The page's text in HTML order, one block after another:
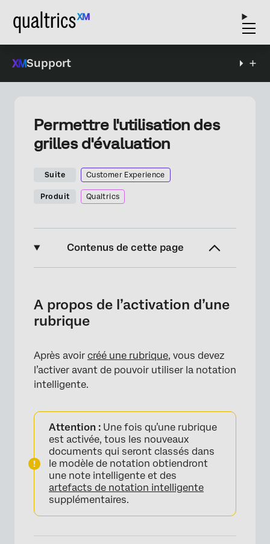
Support
Permettre l'utilisation des
grilles d'évaluation
Suite Customer Experience
Produit Qualtrics
Contenus de cette page
Activation d’une grille d’évaluation
Désactiver une rubrique
A propos de l’activation d’une
rubrique
Après avoir créé une rubrique, vous devez
l’activer avant de pouvoir utiliser la notation
intelligente.
Attention : Une fois qu’une rubrique
est activée, tous les nouveaux
documents qui seront classés dans
le modèle de notation obtiendront
une note intelligente et des
artefacts de notation intelligente
supplémentaires.